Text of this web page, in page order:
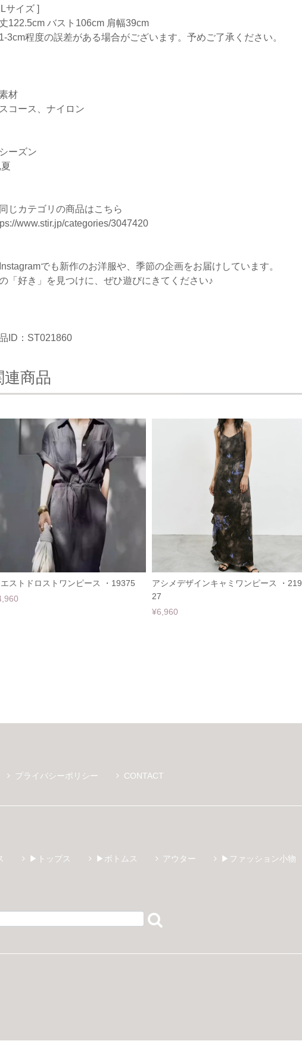
サイズ ]
122.5cm バスト106cm 肩幅39cm
3cm程度の誤差がある場合がございます。予めご了承ください。
材
コース、ナイロン
ーズン
じカテゴリの商品はこちら
www.stir.jp/categories/3047420
でも新作のお洋服や、季節の企画をお届けしています。
「好き」を見つけに、ぜひ遊びにきてください♪
ID：ST021860
商品
ストドロストワンピース ・19375
アシメデザインキャミワンピース ・219
27
¥6,960
プライバシーポリシー CONTACT
▶トップス ▶ボトムス アウター ▶ファッション小物